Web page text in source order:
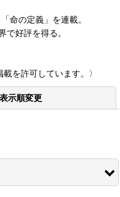
命の定義」を連載。
で好評を得る。
を許可しています。〉
表示順変更